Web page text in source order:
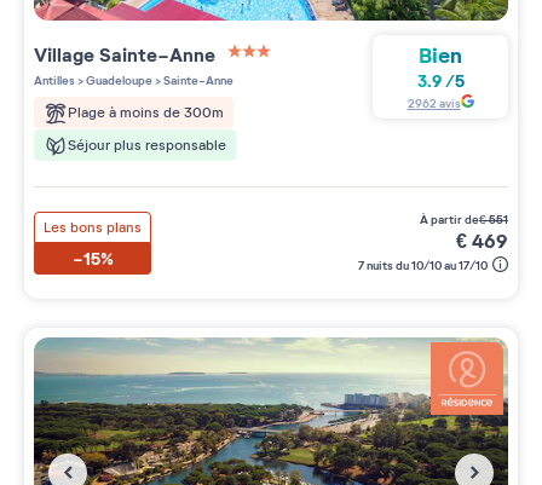
VillageSainte-Anne
3 étoiles sur 5
Antilles>Guadeloupe>Sainte-Anne
Plage à moins de 300m
Séjour plus responsable
Bien
3.9 /5
2962 avis
Les bons plans
-15%
à partir de€551
€469
7 nuits du 10/10 au 17/10